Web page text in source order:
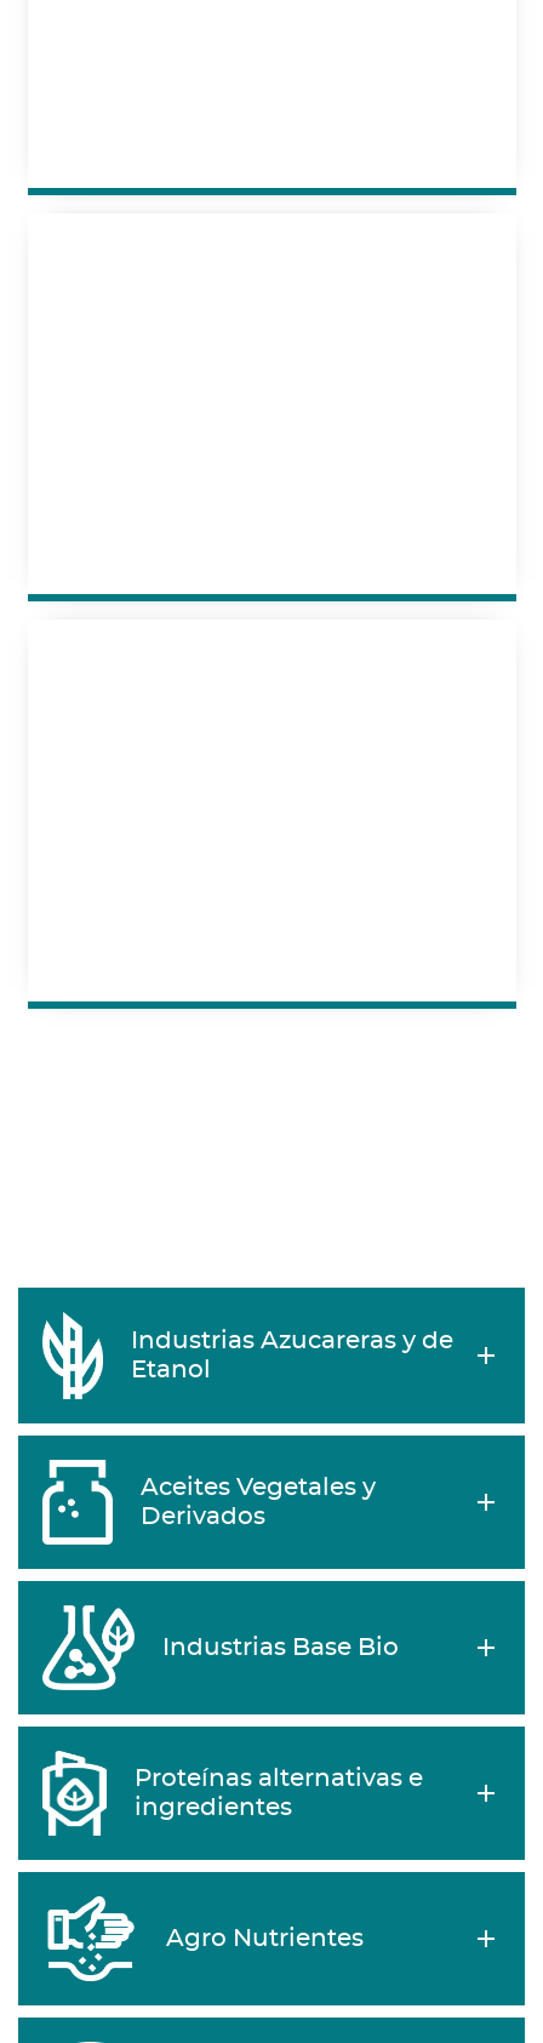
Industrias Azucareras y de
Etanol
Aceites Vegetales y
Derivados
Industrias Base Bio
Proteínas alternativas e
ingredientes
Agro Nutrientes